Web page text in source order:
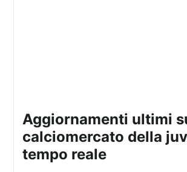
aggiornamenti ultimi sul
calciomercato della
tempo reale